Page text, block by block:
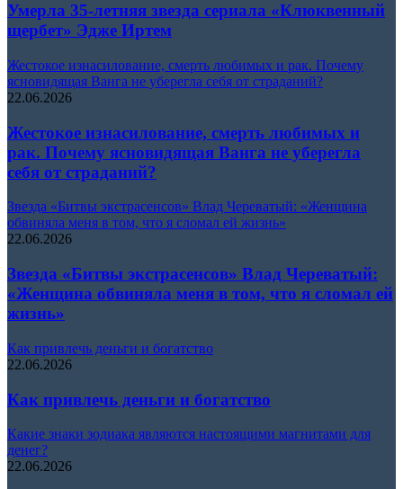
Умерла 35-летняя звезда сериала «Клюквенный
щербет» Эдже Иртем
Жестокое изнасилование, смерть любимых и рак. Почему
ясновидящая Ванга не уберегла себя от страданий?
22.06.2026
Жестокое изнасилование, смерть любимых и
рак. Почему ясновидящая Ванга не уберегла
себя от страданий?
Звезда «Битвы экстрасенсов» Влад Череватый: «Женщина
обвиняла меня в том, что я сломал ей жизнь»
22.06.2026
Звезда «Битвы экстрасенсов» Влад Череватый:
«Женщина обвиняла меня в том, что я сломал ей
жизнь»
Как привлечь деньги и богатство
22.06.2026
Как привлечь деньги и богатство
Какие знаки зодиака являются настоящими магнитами для
денег?
22.06.2026